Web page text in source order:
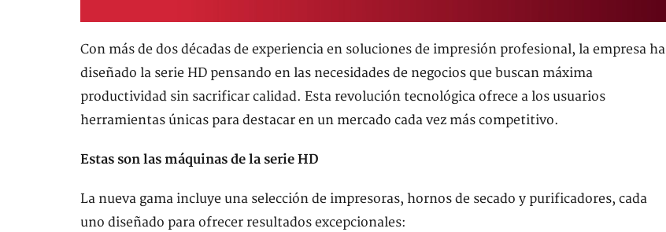
Con más de dos décadas de experiencia en soluciones de impresión profesional, la empresa ha
diseñado la serie HD pensando en las necesidades de negocios que buscan máxima
productividad sin sacrificar calidad. Esta revolución tecnológica ofrece a los usuarios
herramientas únicas para destacar en un mercado cada vez más competitivo.
Estas son las máquinas de la serie HD
La nueva gama incluye una selección de impresoras, hornos de secado y purificadores, cada
uno diseñado para ofrecer resultados excepcionales: